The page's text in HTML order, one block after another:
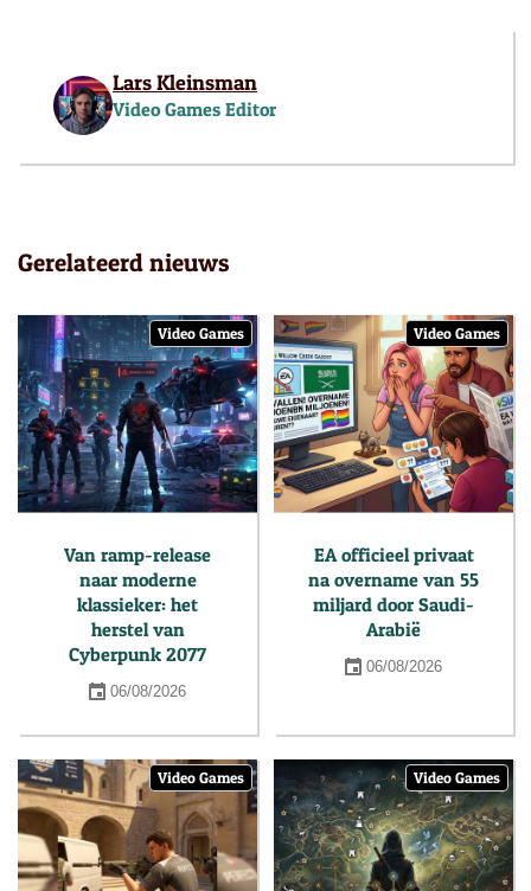
Lars Kleinsman
Video Games Editor
Gerelateerd nieuws
Video Games
Van ramp-release
naar moderne
klassieker: het
herstel van
Cyberpunk 2077
06/08/2026
Video Games
EA officieel privaat
na overname van 55
miljard door Saudi-
Arabië
06/08/2026
Video Games Video Games